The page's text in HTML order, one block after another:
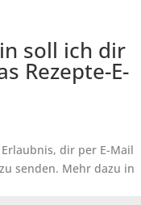
soll ich dir
Rezepte-E-
dir per E-Mail
zu senden. Mehr dazu in